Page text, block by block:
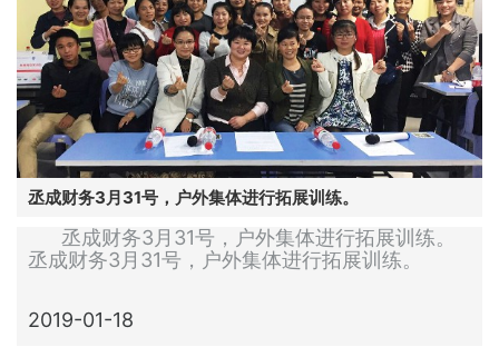
丞成财务3月31号，户外集体进行拓展训练。
丞成财务3月31号，户外集体进行拓展训练。
丞成财务3月31号，户外集体进行拓展训练。
2019-01-18